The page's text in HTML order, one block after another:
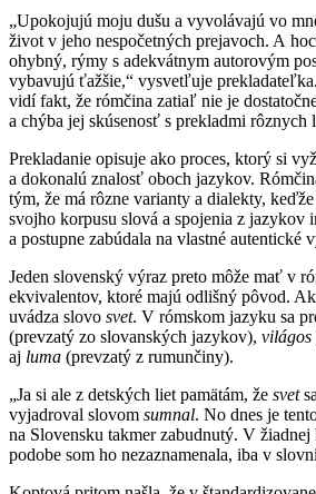
„Upokojujú moju dušu a vyvolávajú vo
život v jeho nespočetných prejavoch. A
ohybný, rýmy s adekvátnym autorovým
vybavujú ťažšie,“ vysvetľuje
vidí fakt, že rómčina zatiaľ nie je
a chýba jej skúsenosť s prekladmi rôznych
Prekladanie opisuje ako proces, ktorý si
a dokonalú znalosť oboch jazykov.
tým, že má rôzne varianty a dialekty,
svojho korpusu slová a spojenia z jazykov
a postupne zabúdala na vlastné autentické
Jeden slovenský výraz preto môže mať v
ekvivalentov, ktoré majú odlišný pôvod.
uvádza slovo svet. V rómskom jazyku sa
(prevzatý zo slovanských jazykov), világos
aj luma (prevzatý z rumunčiny).
„Ja si ale z detských liet pamätám, že svet
vyjadroval slovom sumnal. No dnes je
na Slovensku takmer zabudnutý. V
podobe som ho nezaznamenala, iba v